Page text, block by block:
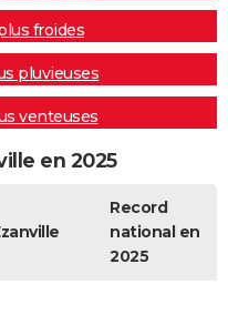
froides
pluvieuses
venteuses
en 2025
Record
national en
2025